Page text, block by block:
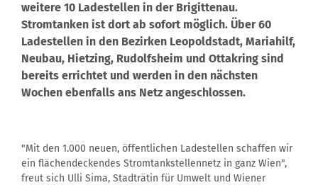
weitere 10 Ladestellen in der Brigittenau.
Stromtanken ist dort ab sofort möglich. Über 60
Ladestellen in den Bezirken Leopoldstadt, Mariahilf,
Neubau, Hietzing, Rudolfsheim und Ottakring sind
bereits errichtet und werden in den nächsten
Wochen ebenfalls ans Netz angeschlossen.
"Mit den 1.000 neuen, öffentlichen Ladestellen schaffen wir
ein flächendeckendes Stromtankstellennetz in ganz Wien",
freut sich Ulli Sima, Stadträtin für Umwelt und Wiener